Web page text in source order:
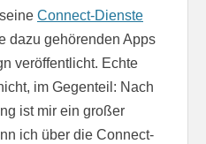
Connect-Dienste
dazu gehörenden Apps
veröffentlicht. Echte
im Gegenteil: Nach
ist mir ein großer
ich über die Connect-